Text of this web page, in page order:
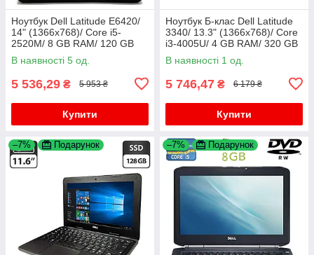
Ноутбук Dell Latitude E6420/
14" (1366x768)/ Core i5-
2520M/ 8 GB RAM/ 120 GB
SSD/ HD 3000
В наявності 5 од.
5 536,29 ₴ 5 953 ₴
Купити
Ноутбук Б-клас Dell Latitude
3340/ 13.3" (1366x768)/ Core
i3-4005U/ 4 GB RAM/ 320 GB
HDD/ HD 4400
В наявності 1 од.
5 746,47 ₴ 6 179 ₴
Купити
–7% Подарунок –7% Подарунок